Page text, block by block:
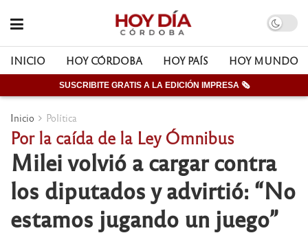
INICIO HOY CÓRDOBA HOY PAÍS HOY MUNDO
SUSCRIBITE GRATIS A LA EDICIÓN IMPRESA 🗞
Inicio Política
Por la caída de la Ley Ómnibus
Milei volvió a cargar contra
los diputados y advirtió: “No
estamos jugando un juego”